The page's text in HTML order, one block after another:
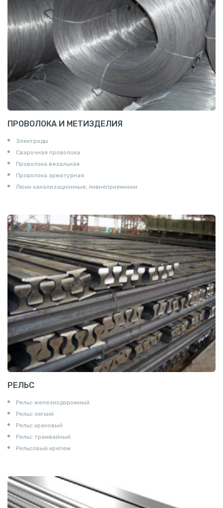
ПРОВОЛОКА И МЕТИЗДЕЛИЯ
Электроды
Сварочная проволока
Проволока вязальная
Проволока арматурная
Люки канализационные, ливнеприемники
РЕЛЬС
Рельс железнодорожный
Рельс легкий
Рельс крановый
Рельс трамвайный
Рельсовый крепеж